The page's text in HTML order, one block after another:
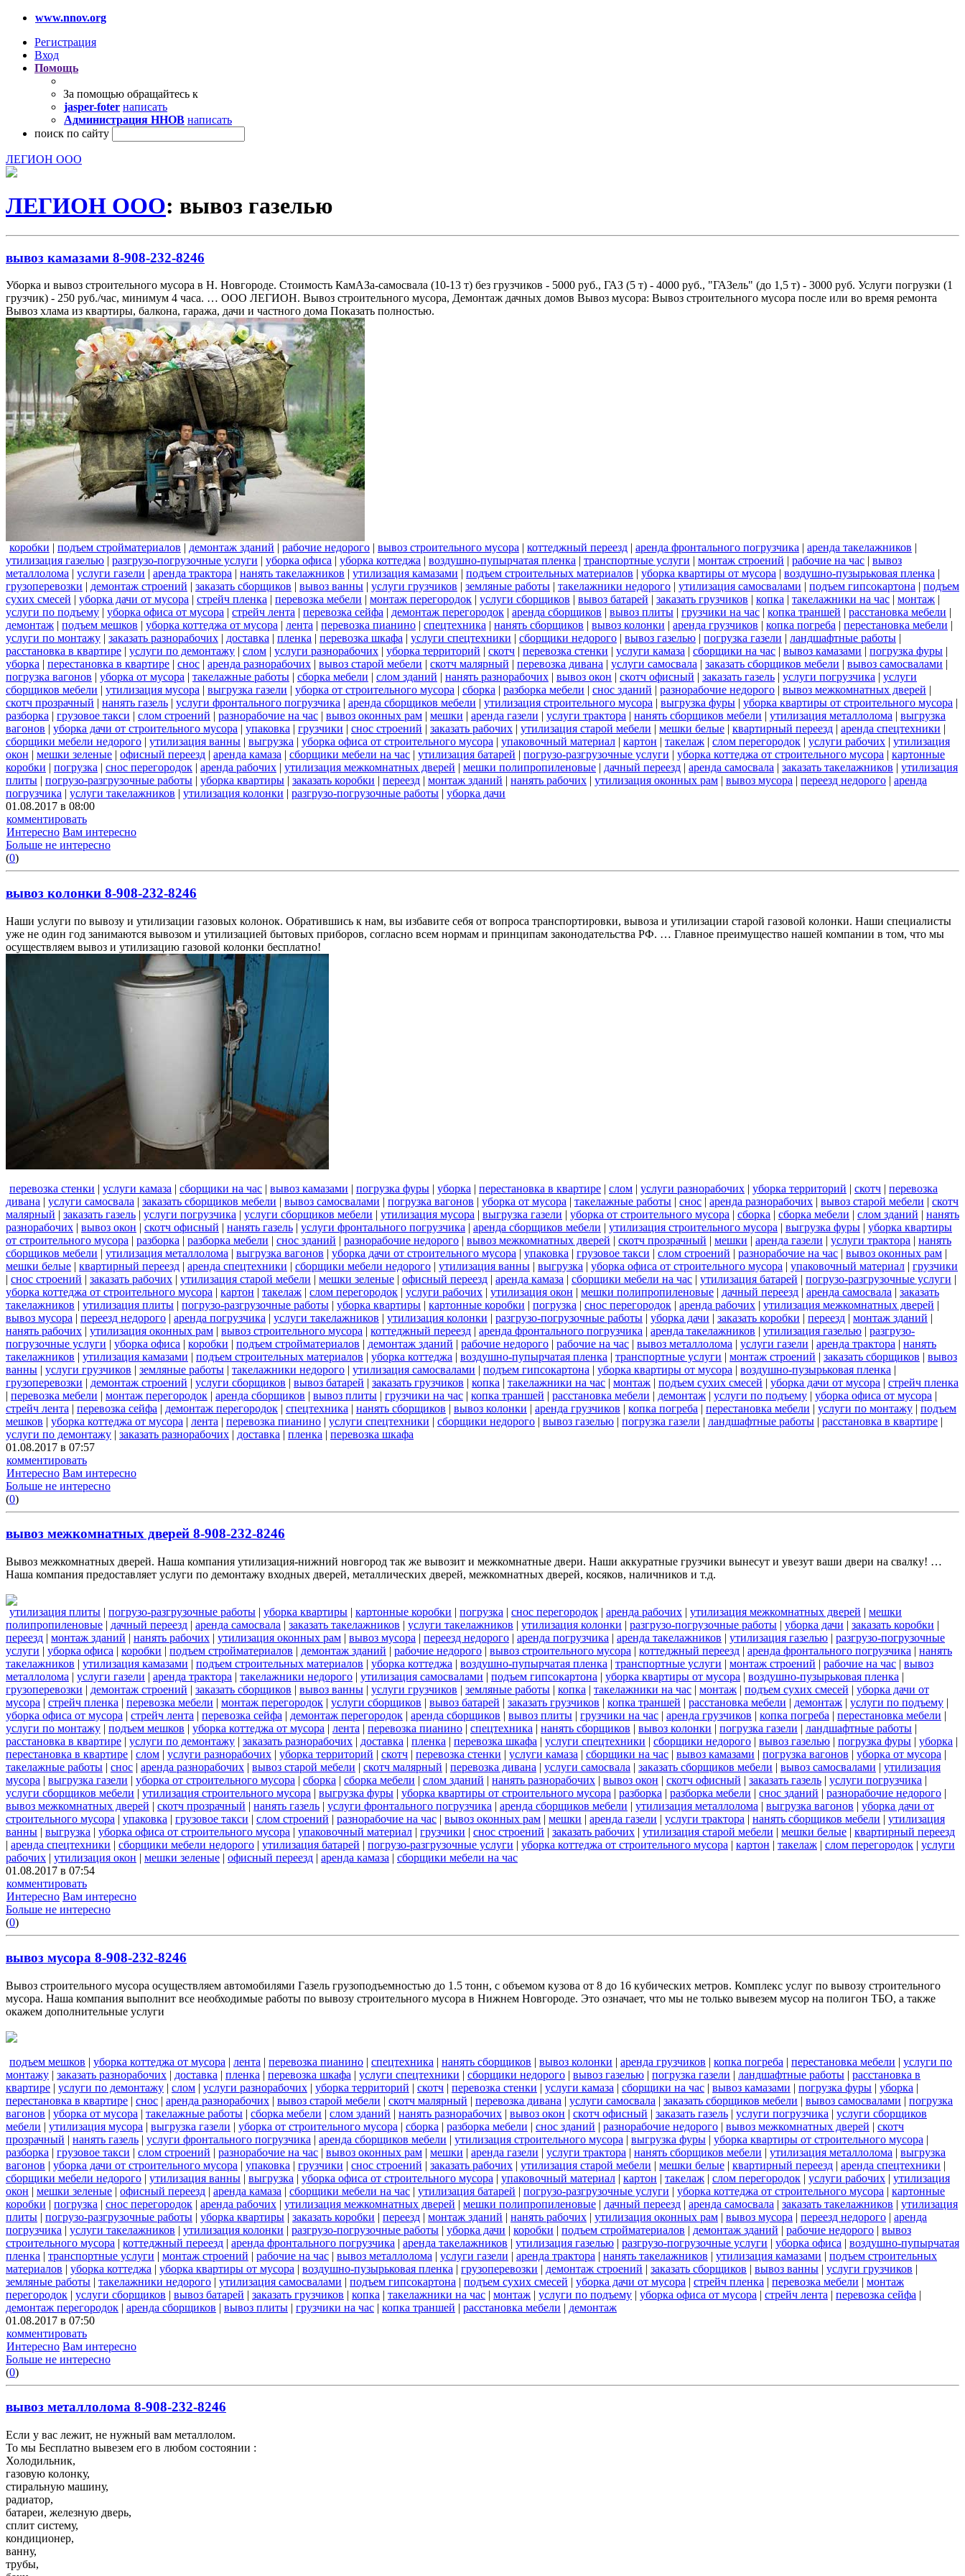
www.nnov.org
Регистрация
Вход
Помощь
За помощью обращайтесь к
jasper-foter написать
Администрация ННОВ написать
поиск по сайту
ЛЕГИОН ООО
ЛЕГИОН ООО: вывоз газелью
вывоз камазами 8-908-232-8246
Уборка и вывоз строительного мусора в Н. Новгороде. Стоимость КамАЗа-самосвала (10-13 т) без грузчиков - 5000 руб., ГАЗ (5 т) - 4000 руб., "ГАЗель" (до 1,5 т) - 3000 руб. Услуги погрузки (1
грузчик) - 250 руб./час, минимум 4 часа. … ООО ЛЕГИОН. Вывоз строительного мусора, Демонтаж дачных домов Вывоз мусора: Вывоз строительного мусора после или во время ремонта
Вывоз хлама из квартиры, балкона, гаража, дачи и частного дома Показать полностью.
коробки | подъем стройматериалов | демонтаж зданий | рабочие недорого | вывоз строительного мусора | коттеджный переезд | аренда фронтального погрузчика | аренда такелажников |
утилизация газелью | разгрузо-погрузочные услуги | уборка офиса | уборка коттеджа | воздушно-пупырчатая пленка | транспортные услуги | монтаж строений | рабочие на час | вывоз
металлолома | услуги газели | аренда трактора | нанять такелажников | утилизация камазами | подъем строительных материалов | уборка квартиры от мусора | воздушно-пузырьковая пленка |
грузоперевозки | демонтаж строений | заказать сборщиков | вывоз ванны | услуги грузчиков | земляные работы | такелажники недорого | утилизация самосвалами | подъем гипсокартона | подъем
сухих смесей | уборка дачи от мусора | стрейч пленка | перевозка мебели | монтаж перегородок | услуги сборщиков | вывоз батарей | заказать грузчиков | копка | такелажники на час | монтаж |
услуги по подъему | уборка офиса от мусора | стрейч лента | перевозка сейфа | демонтаж перегородок | аренда сборщиков | вывоз плиты | грузчики на час | копка траншей | расстановка мебели |
демонтаж | подъем мешков | уборка коттеджа от мусора | лента | перевозка пианино | спецтехника | нанять сборщиков | вывоз колонки | аренда грузчиков | копка погреба | перестановка мебели |
услуги по монтажу | заказать разнорабочих | доставка | пленка | перевозка шкафа | услуги спецтехники | сборщики недорого | вывоз газелью | погрузка газели | ландшафтные работы |
расстановка в квартире | услуги по демонтажу | слом | услуги разнорабочих | уборка территорий | скотч | перевозка стенки | услуги камаза | сборщики на час | вывоз камазами | погрузка фуры |
уборка | перестановка в квартире | снос | аренда разнорабочих | вывоз старой мебели | скотч малярный | перевозка дивана | услуги самосвала | заказать сборщиков мебели | вывоз самосвалами |
погрузка вагонов | уборка от мусора | такелажные работы | сборка мебели | слом зданий | нанять разнорабочих | вывоз окон | скотч офисный | заказать газель | услуги погрузчика | услуги
сборщиков мебели | утилизация мусора | выгрузка газели | уборка от строительного мусора | сборка | разборка мебели | снос зданий | разнорабочие недорого | вывоз межкомнатных дверей |
скотч прозрачный | нанять газель | услуги фронтального погрузчика | аренда сборщиков мебели | утилизация строительного мусора | выгрузка фуры | уборка квартиры от строительного мусора |
разборка | грузовое такси | слом строений | разнорабочие на час | вывоз оконных рам | мешки | аренда газели | услуги трактора | нанять сборщиков мебели | утилизация металлолома | выгрузка
вагонов | уборка дачи от строительного мусора | упаковка | грузчики | снос строений | заказать рабочих | утилизация старой мебели | мешки белые | квартирный переезд | аренда спецтехники |
сборщики мебели недорого | утилизация ванны | выгрузка | уборка офиса от строительного мусора | упаковочный материал | картон | такелаж | слом перегородок | услуги рабочих | утилизация
окон | мешки зеленые | офисный переезд | аренда камаза | сборщики мебели на час | утилизация батарей | погрузо-разгрузочные услуги | уборка коттеджа от строительного мусора | картонные
коробки | погрузка | снос перегородок | аренда рабочих | утилизация межкомнатных дверей | мешки полипропиленовые | дачный переезд | аренда самосвала | заказать такелажников | утилизация
плиты | погрузо-разгрузочные работы | уборка квартиры | заказать коробки | переезд | монтаж зданий | нанять рабочих | утилизация оконных рам | вывоз мусора | переезд недорого | аренда
погрузчика | услуги такелажников | утилизация колонки | разгрузо-погрузочные работы | уборка дачи
01.08.2017 в 08:00
комментировать
Интересно Вам интересно
Больше не интересно
(0)
вывоз колонки 8-908-232-8246
Наши услуги по вывозу и утилизации газовых колонок. Обратившись к нам, вы избавите себя от вопроса транспортировки, вывоза и утилизации старой газовой колонки. Наши специалисты
уже не один год занимаются вывозом и утилизацией бытовых приборов, согласно всем нормам и принципам законодательства РФ. … Главное преимущество нашей компании в том, что мы
осуществляем вывоз и утилизацию газовой колонки бесплатно!
перевозка стенки | услуги камаза | сборщики на час | вывоз камазами | погрузка фуры | уборка | перестановка в квартире | слом | услуги разнорабочих | уборка территорий | скотч | перевозка
дивана | услуги самосвала | заказать сборщиков мебели | вывоз самосвалами | погрузка вагонов | уборка от мусора | такелажные работы | снос | аренда разнорабочих | вывоз старой мебели | скотч
малярный | заказать газель | услуги погрузчика | услуги сборщиков мебели | утилизация мусора | выгрузка газели | уборка от строительного мусора | сборка | сборка мебели | слом зданий | нанять
разнорабочих | вывоз окон | скотч офисный | нанять газель | услуги фронтального погрузчика | аренда сборщиков мебели | утилизация строительного мусора | выгрузка фуры | уборка квартиры
от строительного мусора | разборка | разборка мебели | снос зданий | разнорабочие недорого | вывоз межкомнатных дверей | скотч прозрачный | мешки | аренда газели | услуги трактора | нанять
сборщиков мебели | утилизация металлолома | выгрузка вагонов | уборка дачи от строительного мусора | упаковка | грузовое такси | слом строений | разнорабочие на час | вывоз оконных рам |
мешки белые | квартирный переезд | аренда спецтехники | сборщики мебели недорого | утилизация ванны | выгрузка | уборка офиса от строительного мусора | упаковочный материал | грузчики
| снос строений | заказать рабочих | утилизация старой мебели | мешки зеленые | офисный переезд | аренда камаза | сборщики мебели на час | утилизация батарей | погрузо-разгрузочные услуги |
уборка коттеджа от строительного мусора | картон | такелаж | слом перегородок | услуги рабочих | утилизация окон | мешки полипропиленовые | дачный переезд | аренда самосвала | заказать
такелажников | утилизация плиты | погрузо-разгрузочные работы | уборка квартиры | картонные коробки | погрузка | снос перегородок | аренда рабочих | утилизация межкомнатных дверей |
вывоз мусора | переезд недорого | аренда погрузчика | услуги такелажников | утилизация колонки | разгрузо-погрузочные работы | уборка дачи | заказать коробки | переезд | монтаж зданий |
нанять рабочих | утилизация оконных рам | вывоз строительного мусора | коттеджный переезд | аренда фронтального погрузчика | аренда такелажников | утилизация газелью | разгрузо-
погрузочные услуги | уборка офиса | коробки | подъем стройматериалов | демонтаж зданий | рабочие недорого | рабочие на час | вывоз металлолома | услуги газели | аренда трактора | нанять
такелажников | утилизация камазами | подъем строительных материалов | уборка коттеджа | воздушно-пупырчатая пленка | транспортные услуги | монтаж строений | заказать сборщиков | вывоз
ванны | услуги грузчиков | земляные работы | такелажники недорого | утилизация самосвалами | подъем гипсокартона | уборка квартиры от мусора | воздушно-пузырьковая пленка |
грузоперевозки | демонтаж строений | услуги сборщиков | вывоз батарей | заказать грузчиков | копка | такелажники на час | монтаж | подъем сухих смесей | уборка дачи от мусора | стрейч пленка
| перевозка мебели | монтаж перегородок | аренда сборщиков | вывоз плиты | грузчики на час | копка траншей | расстановка мебели | демонтаж | услуги по подъему | уборка офиса от мусора |
стрейч лента | перевозка сейфа | демонтаж перегородок | спецтехника | нанять сборщиков | вывоз колонки | аренда грузчиков | копка погреба | перестановка мебели | услуги по монтажу | подъем
мешков | уборка коттеджа от мусора | лента | перевозка пианино | услуги спецтехники | сборщики недорого | вывоз газелью | погрузка газели | ландшафтные работы | расстановка в квартире |
услуги по демонтажу | заказать разнорабочих | доставка | пленка | перевозка шкафа
01.08.2017 в 07:57
комментировать
Интересно Вам интересно
Больше не интересно
(0)
вывоз межкомнатных дверей 8-908-232-8246
Вывоз межкомнатных дверей. Наша компания утилизация-нижний новгород так же вывозит и межкомнатные двери. Наши аккуратные грузчики вынесут и увезут ваши двери на свалку! …
Наша компания предоставляет услуги по демонтажу входных дверей, металлических дверей, межкомнатных дверей, косяков, наличников и т.д.
утилизация плиты | погрузо-разгрузочные работы | уборка квартиры | картонные коробки | погрузка | снос перегородок | аренда рабочих | утилизация межкомнатных дверей | мешки
полипропиленовые | дачный переезд | аренда самосвала | заказать такелажников | услуги такелажников | утилизация колонки | разгрузо-погрузочные работы | уборка дачи | заказать коробки |
переезд | монтаж зданий | нанять рабочих | утилизация оконных рам | вывоз мусора | переезд недорого | аренда погрузчика | аренда такелажников | утилизация газелью | разгрузо-погрузочные
услуги | уборка офиса | коробки | подъем стройматериалов | демонтаж зданий | рабочие недорого | вывоз строительного мусора | коттеджный переезд | аренда фронтального погрузчика | нанять
такелажников | утилизация камазами | подъем строительных материалов | уборка коттеджа | воздушно-пупырчатая пленка | транспортные услуги | монтаж строений | рабочие на час | вывоз
металлолома | услуги газели | аренда трактора | такелажники недорого | утилизация самосвалами | подъем гипсокартона | уборка квартиры от мусора | воздушно-пузырьковая пленка |
грузоперевозки | демонтаж строений | заказать сборщиков | вывоз ванны | услуги грузчиков | земляные работы | копка | такелажники на час | монтаж | подъем сухих смесей | уборка дачи от
мусора | стрейч пленка | перевозка мебели | монтаж перегородок | услуги сборщиков | вывоз батарей | заказать грузчиков | копка траншей | расстановка мебели | демонтаж | услуги по подъему |
уборка офиса от мусора | стрейч лента | перевозка сейфа | демонтаж перегородок | аренда сборщиков | вывоз плиты | грузчики на час | аренда грузчиков | копка погреба | перестановка мебели |
услуги по монтажу | подъем мешков | уборка коттеджа от мусора | лента | перевозка пианино | спецтехника | нанять сборщиков | вывоз колонки | погрузка газели | ландшафтные работы |
расстановка в квартире | услуги по демонтажу | заказать разнорабочих | доставка | пленка | перевозка шкафа | услуги спецтехники | сборщики недорого | вывоз газелью | погрузка фуры | уборка |
перестановка в квартире | слом | услуги разнорабочих | уборка территорий | скотч | перевозка стенки | услуги камаза | сборщики на час | вывоз камазами | погрузка вагонов | уборка от мусора |
такелажные работы | снос | аренда разнорабочих | вывоз старой мебели | скотч малярный | перевозка дивана | услуги самосвала | заказать сборщиков мебели | вывоз самосвалами | утилизация
мусора | выгрузка газели | уборка от строительного мусора | сборка | сборка мебели | слом зданий | нанять разнорабочих | вывоз окон | скотч офисный | заказать газель | услуги погрузчика |
услуги сборщиков мебели | утилизация строительного мусора | выгрузка фуры | уборка квартиры от строительного мусора | разборка | разборка мебели | снос зданий | разнорабочие недорого |
вывоз межкомнатных дверей | скотч прозрачный | нанять газель | услуги фронтального погрузчика | аренда сборщиков мебели | утилизация металлолома | выгрузка вагонов | уборка дачи от
строительного мусора | упаковка | грузовое такси | слом строений | разнорабочие на час | вывоз оконных рам | мешки | аренда газели | услуги трактора | нанять сборщиков мебели | утилизация
ванны | выгрузка | уборка офиса от строительного мусора | упаковочный материал | грузчики | снос строений | заказать рабочих | утилизация старой мебели | мешки белые | квартирный переезд
| аренда спецтехники | сборщики мебели недорого | утилизация батарей | погрузо-разгрузочные услуги | уборка коттеджа от строительного мусора | картон | такелаж | слом перегородок | услуги
рабочих | утилизация окон | мешки зеленые | офисный переезд | аренда камаза | сборщики мебели на час
01.08.2017 в 07:54
комментировать
Интересно Вам интересно
Больше не интересно
(0)
вывоз мусора 8-908-232-8246
Вывоз строительного мусора осуществляем автомобилями Газель грузоподъемностью до 1.5 тонн, с объемом кузова от 8 до 16 кубических метров. Комплекс услуг по вывозу строительного
мусора. Наша компания выполнит все необходимые работы по вывозу строительного мусора в Нижнем Новгороде. Это означает, что мы не только вывезем мусор на полигон ТБО, а также
окажем дополнительные услуги
подъем мешков | уборка коттеджа от мусора | лента | перевозка пианино | спецтехника | нанять сборщиков | вывоз колонки | аренда грузчиков | копка погреба | перестановка мебели | услуги по
монтажу | заказать разнорабочих | доставка | пленка | перевозка шкафа | услуги спецтехники | сборщики недорого | вывоз газелью | погрузка газели | ландшафтные работы | расстановка в
квартире | услуги по демонтажу | слом | услуги разнорабочих | уборка территорий | скотч | перевозка стенки | услуги камаза | сборщики на час | вывоз камазами | погрузка фуры | уборка |
перестановка в квартире | снос | аренда разнорабочих | вывоз старой мебели | скотч малярный | перевозка дивана | услуги самосвала | заказать сборщиков мебели | вывоз самосвалами | погрузка
вагонов | уборка от мусора | такелажные работы | сборка мебели | слом зданий | нанять разнорабочих | вывоз окон | скотч офисный | заказать газель | услуги погрузчика | услуги сборщиков
мебели | утилизация мусора | выгрузка газели | уборка от строительного мусора | сборка | разборка мебели | снос зданий | разнорабочие недорого | вывоз межкомнатных дверей | скотч
прозрачный | нанять газель | услуги фронтального погрузчика | аренда сборщиков мебели | утилизация строительного мусора | выгрузка фуры | уборка квартиры от строительного мусора |
разборка | грузовое такси | слом строений | разнорабочие на час | вывоз оконных рам | мешки | аренда газели | услуги трактора | нанять сборщиков мебели | утилизация металлолома | выгрузка
вагонов | уборка дачи от строительного мусора | упаковка | грузчики | снос строений | заказать рабочих | утилизация старой мебели | мешки белые | квартирный переезд | аренда спецтехники |
сборщики мебели недорого | утилизация ванны | выгрузка | уборка офиса от строительного мусора | упаковочный материал | картон | такелаж | слом перегородок | услуги рабочих | утилизация
окон | мешки зеленые | офисный переезд | аренда камаза | сборщики мебели на час | утилизация батарей | погрузо-разгрузочные услуги | уборка коттеджа от строительного мусора | картонные
коробки | погрузка | снос перегородок | аренда рабочих | утилизация межкомнатных дверей | мешки полипропиленовые | дачный переезд | аренда самосвала | заказать такелажников | утилизация
плиты | погрузо-разгрузочные работы | уборка квартиры | заказать коробки | переезд | монтаж зданий | нанять рабочих | утилизация оконных рам | вывоз мусора | переезд недорого | аренда
погрузчика | услуги такелажников | утилизация колонки | разгрузо-погрузочные работы | уборка дачи | коробки | подъем стройматериалов | демонтаж зданий | рабочие недорого | вывоз
строительного мусора | коттеджный переезд | аренда фронтального погрузчика | аренда такелажников | утилизация газелью | разгрузо-погрузочные услуги | уборка офиса | воздушно-пупырчатая
пленка | транспортные услуги | монтаж строений | рабочие на час | вывоз металлолома | услуги газели | аренда трактора | нанять такелажников | утилизация камазами | подъем строительных
материалов | уборка коттеджа | уборка квартиры от мусора | воздушно-пузырьковая пленка | грузоперевозки | демонтаж строений | заказать сборщиков | вывоз ванны | услуги грузчиков |
земляные работы | такелажники недорого | утилизация самосвалами | подъем гипсокартона | подъем сухих смесей | уборка дачи от мусора | стрейч пленка | перевозка мебели | монтаж
перегородок | услуги сборщиков | вывоз батарей | заказать грузчиков | копка | такелажники на час | монтаж | услуги по подъему | уборка офиса от мусора | стрейч лента | перевозка сейфа |
демонтаж перегородок | аренда сборщиков | вывоз плиты | грузчики на час | копка траншей | расстановка мебели | демонтаж
01.08.2017 в 07:50
комментировать
Интересно Вам интересно
Больше не интересно
(0)
вывоз металлолома 8-908-232-8246
Если у вас лежит, не нужный вам металлолом.
То мы Бесплатно вывезем его в любом состоянии :
Холодильник,
газовую колонку,
стиральную машину,
радиатор,
батареи, железную дверь,
сплит систему,
кондиционер,
ванну,
трубы,